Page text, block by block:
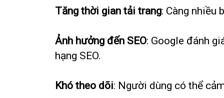
Tăng thời gian tải trang: Càng nhiều
Ảnh hưởng đến SEO: Google đánh
hạng SEO.
Khó theo dõi: Người dùng có thể